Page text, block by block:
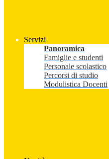
Servizi
Panoramica
Famiglie e studenti
Personale scolastico
Percorsi di studio
Modulistica Docenti